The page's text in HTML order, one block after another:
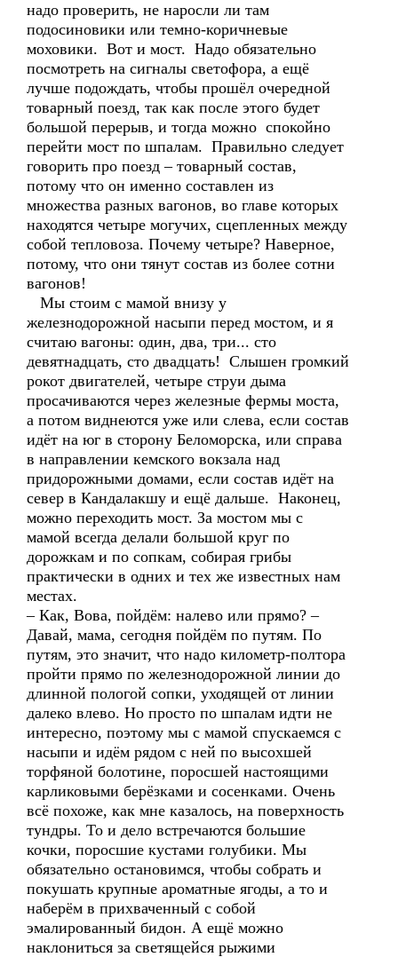
надо проверить, не наросли ли там
подосиновики или темно-коричневые
моховики. Вот и мост. Надо обязательно
посмотреть на сигналы светофора, а ещё
лучше подождать, чтобы прошёл очередной
товарный поезд, так как после этого будет
большой перерыв, и тогда можно спокойно
перейти мост по шпалам. Правильно следует
говорить про поезд – товарный состав,
потому что он именно составлен из
множества разных вагонов, во главе которых
находятся четыре могучих, сцепленных между
собой тепловоза. Почему четыре? Наверное,
потому, что они тянут состав из более сотни
вагонов!
Мы стоим с мамой внизу у
железнодорожной насыпи перед мостом, и я
считаю вагоны: один, два, три... сто
девятнадцать, сто двадцать! Слышен громкий
рокот двигателей, четыре струи дыма
просачиваются через железные фермы моста,
а потом виднеются уже или слева, если состав
идёт на юг в сторону Беломорска, или справа
в направлении кемского вокзала над
придорожными домами, если состав идёт на
север в Кандалакшу и ещё дальше. Наконец,
можно переходить мост. За мостом мы с
мамой всегда делали большой круг по
дорожкам и по сопкам, собирая грибы
практически в одних и тех же известных нам
местах.
– Как, Вова, пойдём: налево или прямо? –
Давай, мама, сегодня пойдём по путям. По
путям, это значит, что надо километр-полтора
пройти прямо по железнодорожной линии до
длинной пологой сопки, уходящей от линии
далеко влево. Но просто по шпалам идти не
интересно, поэтому мы с мамой спускаемся с
насыпи и идём рядом с ней по высохшей
торфяной болотине, поросшей настоящими
карликовыми берёзками и сосенками. Очень
всё похоже, как мне казалось, на поверхность
тундры. То и дело встречаются большие
кочки, поросшие кустами голубики. Мы
обязательно остановимся, чтобы собрать и
покушать крупные ароматные ягоды, а то и
наберём в прихваченный с собой
эмалированный бидон. А ещё можно
наклониться за светящейся рыжими